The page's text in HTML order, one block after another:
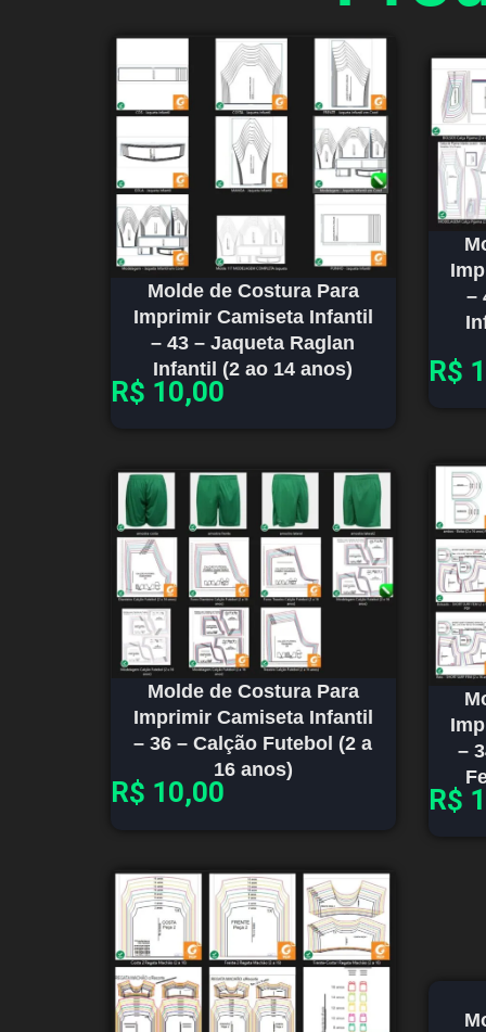
Molde de Costura Para
Imprimir Camiseta Infantil
– 43 – Jaqueta Raglan
Infantil (2 ao 14 anos)
R$ 10,00
–
R$
Molde de Costura Para
Imprimir Camiseta Infantil
– 36 – Calção Futebol (2 a
16 anos)
R$ 10,00
–
R$